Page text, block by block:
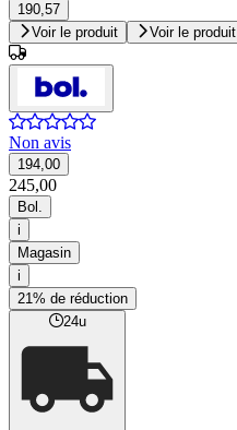
190,57
Voir le produit
Voir le produit
Non avis
194,00
245,00
Bol.
i
Magasin
i
21% de réduction
24u